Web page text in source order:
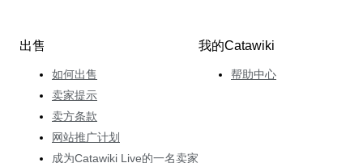
出售
如何出售
卖家提示
卖方条款
网站推广计划
成为Catawiki Live的一名卖家
我的Catawiki
帮助中心